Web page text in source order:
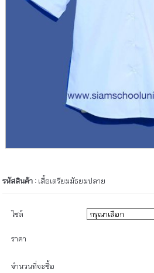
รหัสสินค้า : เสื้อเตรียมมัธยมปลาย
ไซล์
ราคา
จำนวนที่จะซื้อ